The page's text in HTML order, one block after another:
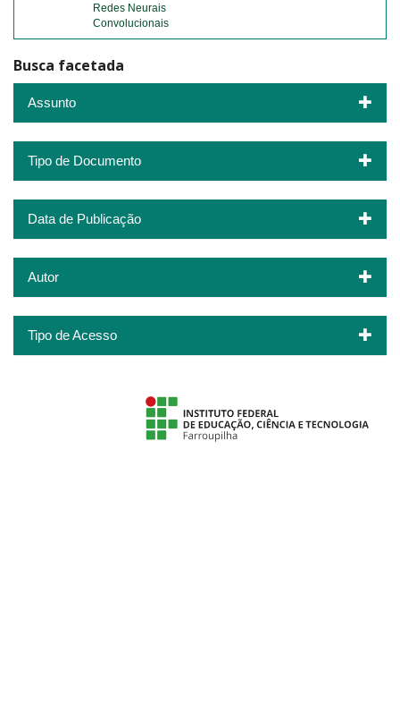
Redes Neurais
Convolucionais
Busca facetada
Assunto
Tipo de Documento
Data de Publicação
Autor
Tipo de Acesso